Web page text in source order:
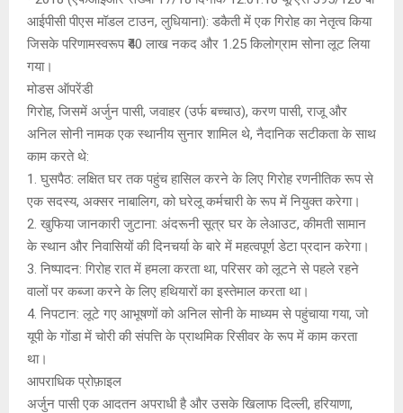
आईपीसी पीएस मॉडल टाउन, लुधियाना): डकैती में एक गिरोह का नेतृत्व किया
जिसके परिणामस्वरूप ₹40 लाख नकद और 1.25 किलोग्राम सोना लूट लिया
गया।
मोडस ऑपरेंडी
गिरोह, जिसमें अर्जुन पासी, जवाहर (उर्फ बच्चाउ), करण पासी, राजू और
अनिल सोनी नामक एक स्थानीय सुनार शामिल थे, नैदानिक सटीकता के साथ
काम करते थे:
1. घुसपैठ: लक्षित घर तक पहुंच हासिल करने के लिए गिरोह रणनीतिक रूप से
एक सदस्य, अक्सर नाबालिग, को घरेलू कर्मचारी के रूप में नियुक्त करेगा।
2. खुफिया जानकारी जुटाना: अंदरूनी सूत्र घर के लेआउट, कीमती सामान
के स्थान और निवासियों की दिनचर्या के बारे में महत्वपूर्ण डेटा प्रदान करेगा।
3. निष्पादन: गिरोह रात में हमला करता था, परिसर को लूटने से पहले रहने
वालों पर कब्जा करने के लिए हथियारों का इस्तेमाल करता था।
4. निपटान: लूटे गए आभूषणों को अनिल सोनी के माध्यम से पहुंचाया गया, जो
यूपी के गोंडा में चोरी की संपत्ति के प्राथमिक रिसीवर के रूप में काम करता
था।
आपराधिक प्रोफ़ाइल
अर्जुन पासी एक आदतन अपराधी है और उसके खिलाफ दिल्ली, हरियाणा,